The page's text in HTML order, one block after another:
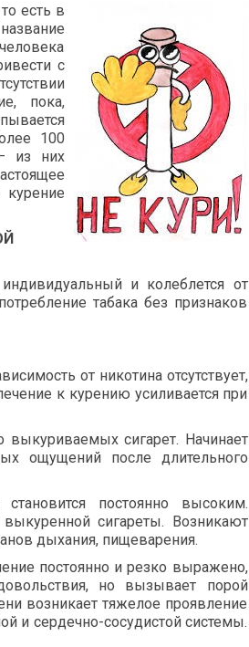
есть в
с
пока,
100
из них
и колеблется от
табака без признаков
от никотина отсутствует,
к курению усиливается при
выкуриваемых сигарет. Начинает
ощущений после длительного
постоянно высоким.
сигареты. Возникают
дыхания, пищеварения.
постоянно и резко выражено,
но вызывает порой
возникает тяжелое проявление
и сердечно-сосудистой системы.